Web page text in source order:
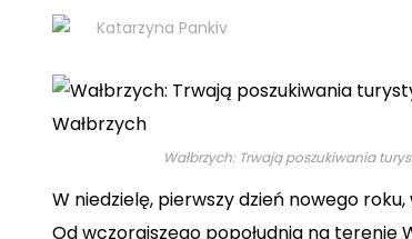
Katarzyna Pankiv
Wałbrzych: Trwają poszukiwania
W niedzielę, pierwszy dzień nowego
Od wczorajszego popołudnia na terenie